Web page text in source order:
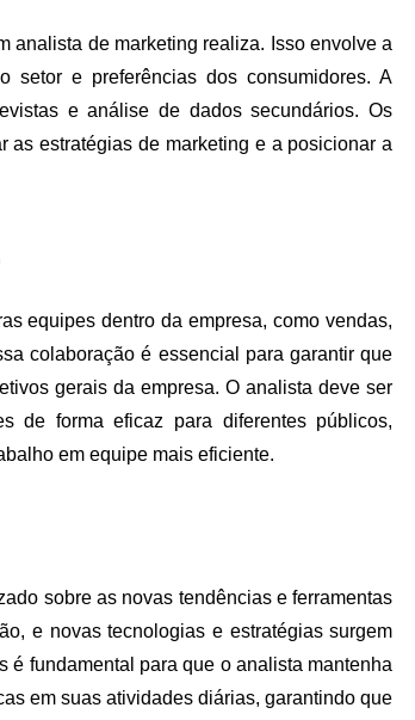
analista de marketing realiza. Isso envolve a
setor e preferências dos consumidores. A
e análise de dados secundários. Os
as estratégias de marketing e a posicionar a
equipes dentro da empresa, como vendas,
colaboração é essencial para garantir que
gerais da empresa. O analista deve ser
de forma eficaz para diferentes públicos,
em equipe mais eficiente.
sobre as novas tendências e ferramentas
e novas tecnologias e estratégias surgem
é fundamental para que o analista mantenha
em suas atividades diárias, garantindo que